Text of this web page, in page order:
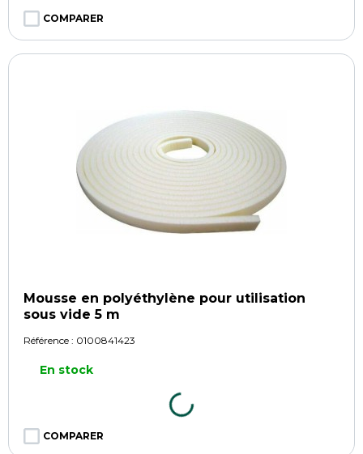
COMPARER
Mousse en polyéthylène pour utilisation
sous vide 5 m
Référence : 0100841423
En stock
COMPARER